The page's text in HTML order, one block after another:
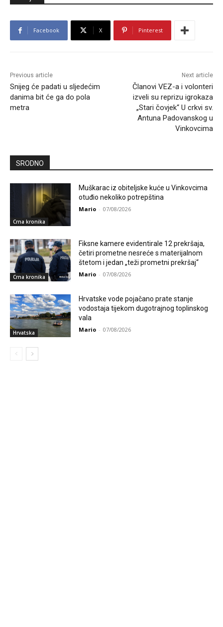
Facebook X Pinterest
Previous article
Snijeg će padati u sljedećim
danima bit će ga do pola
metra
Next article
Članovi VEZ-a i volonteri
izveli su reprizu igrokaza
„Stari čovjek“ U crkvi sv.
Antuna Padovanskog u
Vinkovcima
SRODNO
Crna kronika
Muškarac iz obiteljske kuće u Vinkovcima
otuđio nekoliko potrepština
Mario - 07/08/2026
Crna kronika
Fiksne kamere evidentirale 12 prekršaja,
četiri prometne nesreće s materijalnom
štetom i jedan „teži prometni prekršaj“
Mario - 07/08/2026
Hrvatska
Hrvatske vode pojačano prate stanje
vodostaja tijekom dugotrajnog toplinskog
vala
Mario - 07/08/2026